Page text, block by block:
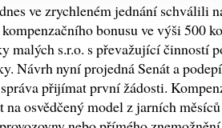
ve zrychleném jednání schválili
bonusu ve výši 500
malých s.r.o. s převažující činností
Návrh nyní projedná Senát a
přijímat první žádosti.
na osvědčený model z jarních